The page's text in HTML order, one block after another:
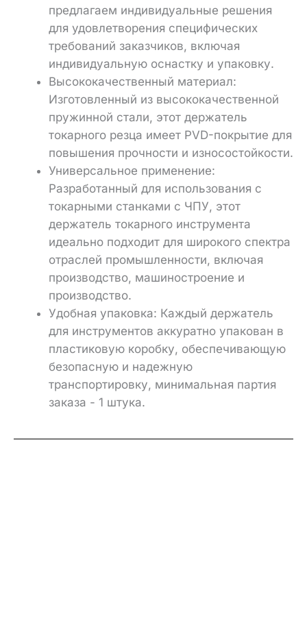
предлагаем индивидуальные решения
для удовлетворения специфических
требований заказчиков, включая
индивидуальную оснастку и упаковку.
Высококачественный материал:
Изготовленный из высококачественной
пружинной стали, этот держатель
токарного резца имеет PVD-покрытие для
повышения прочности и износостойкости.
Универсальное применение:
Разработанный для использования с
токарными станками с ЧПУ, этот
держатель токарного инструмента
идеально подходит для широкого спектра
отраслей промышленности, включая
производство, машиностроение и
производство.
Удобная упаковка: Каждый держатель
для инструментов аккуратно упакован в
пластиковую коробку, обеспечивающую
безопасную и надежную
транспортировку, минимальная партия
заказа - 1 штука.